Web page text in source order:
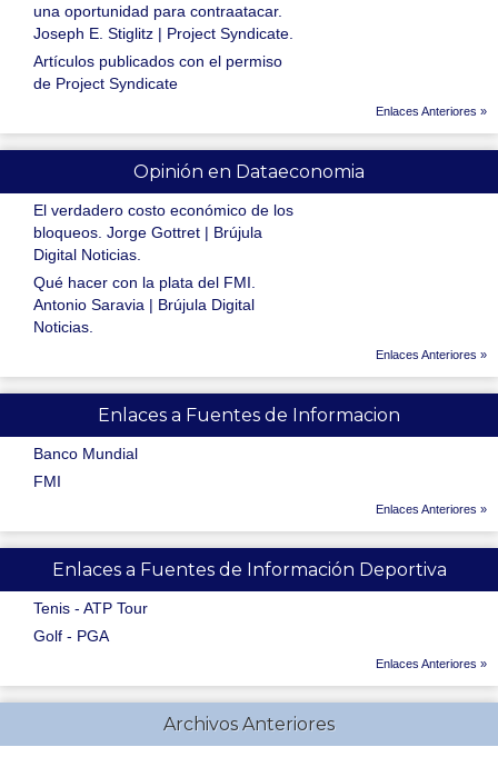
una oportunidad para contraatacar.
Joseph E. Stiglitz | Project Syndicate.
Artículos publicados con el permiso
de Project Syndicate
Enlaces Anteriores »
Opinión en Dataeconomia
El verdadero costo económico de los
bloqueos. Jorge Gottret | Brújula
Digital Noticias.
Qué hacer con la plata del FMI.
Antonio Saravia | Brújula Digital
Noticias.
Enlaces Anteriores »
Enlaces a Fuentes de Informacion
Banco Mundial
FMI
Enlaces Anteriores »
Enlaces a Fuentes de Información Deportiva
Tenis - ATP Tour
Golf - PGA
Enlaces Anteriores »
Archivos Anteriores